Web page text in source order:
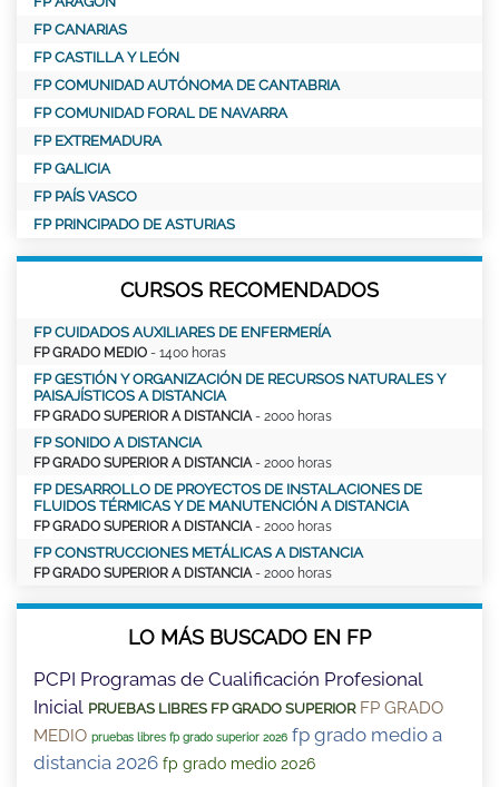
FP CANARIAS
FP CASTILLA Y LEÓN
FP COMUNIDAD AUTÓNOMA DE CANTABRIA
FP COMUNIDAD FORAL DE NAVARRA
FP EXTREMADURA
FP GALICIA
FP PAÍS VASCO
FP PRINCIPADO DE ASTURIAS
CURSOS RECOMENDADOS
FP CUIDADOS AUXILIARES DE ENFERMERÍA
FP GRADO MEDIO - 1400 horas
FP GESTIÓN Y ORGANIZACIÓN DE RECURSOS NATURALES Y
PAISAJÍSTICOS A DISTANCIA
FP GRADO SUPERIOR A DISTANCIA - 2000 horas
FP SONIDO A DISTANCIA
FP GRADO SUPERIOR A DISTANCIA - 2000 horas
FP DESARROLLO DE PROYECTOS DE INSTALACIONES DE
FLUIDOS TÉRMICAS Y DE MANUTENCIÓN A DISTANCIA
FP GRADO SUPERIOR A DISTANCIA - 2000 horas
FP CONSTRUCCIONES METÁLICAS A DISTANCIA
FP GRADO SUPERIOR A DISTANCIA - 2000 horas
LO MÁS BUSCADO EN FP
PCPI Programas de Cualificación Profesional
Inicial PRUEBAS LIBRES FP GRADO SUPERIOR FP GRADO
MEDIO pruebas libres fp grado superior 2026 fp grado medio a
distancia 2026 fp grado medio 2026